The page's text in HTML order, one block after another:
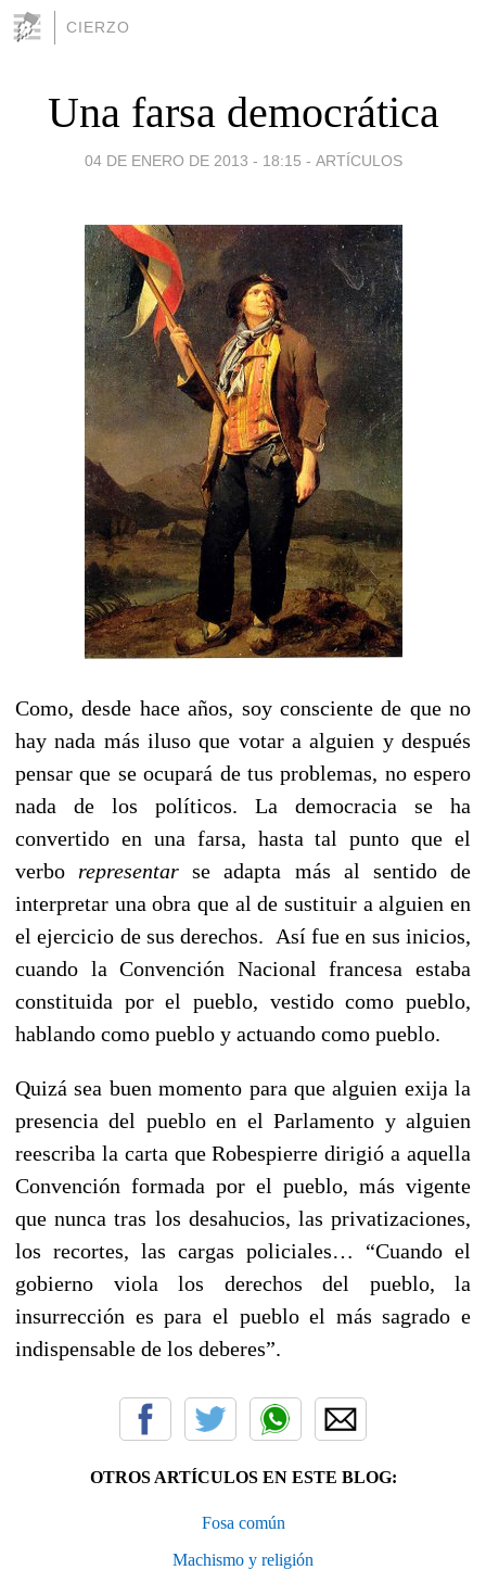
CIERZO
Una farsa democrática
04 DE ENERO DE 2013 - 18:15 - ARTÍCULOS
Como, desde hace años, soy consciente de que no
hay nada más iluso que votar a alguien y después
pensar que se ocupará de tus problemas, no espero
nada de los políticos. La democracia se ha
convertido en una farsa, hasta tal punto que el
verbo representarse adapta más al sentido de
interpretar una obra que al de sustituir a alguien en
el ejercicio de sus derechos. Así fue en sus inicios,
cuando la Convención Nacional francesa estaba
constituida por el pueblo, vestido como pueblo,
hablando como pueblo y actuando como pueblo.
Quizá sea buen momento para que alguien exija la
presencia del pueblo en el Parlamento y alguien
reescriba la carta que Robespierre dirigió a aquella
Convención formada por el pueblo, más vigente
que nunca tras los desahucios, las privatizaciones,
los recortes, las cargas policiales… “Cuando el
gobierno viola los derechos del pueblo, la
insurrección es para el pueblo el más sagrado e
indispensable de los deberes”.
OTROS ARTÍCULOS EN ESTE BLOG:
Fosa común
Machismo y religión